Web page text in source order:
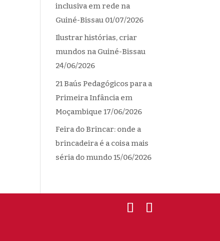
inclusiva em rede na
Guiné-Bissau 01/07/2026
Ilustrar histórias, criar
mundos na Guiné-Bissau
24/06/2026
21 Baús Pedagógicos para a
Primeira Infância em
Moçambique 17/06/2026
Feira do Brincar: onde a
brincadeira é a coisa mais
séria do mundo15/06/2026